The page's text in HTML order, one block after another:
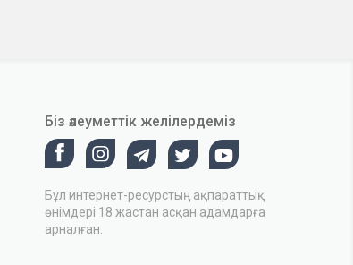
Біз әлеуметтік желілердеміз
Бұл интернет-ресурстың ақпараттық
өнімдері 18 жастан асқан адамдарға
арналған.